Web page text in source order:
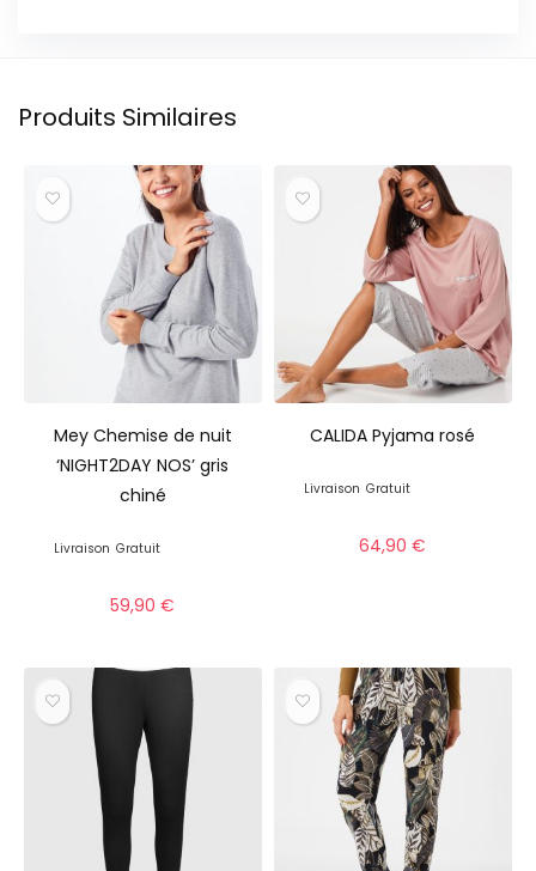
Produits Similaires
Mey Chemise de nuit
‘NIGHT2DAY NOS’ gris
chiné
Livraison Gratuit
59,90€
CALIDA Pyjama rosé
Livraison Gratuit
64,90€